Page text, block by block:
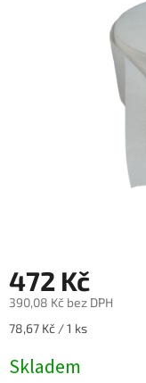
472 Kč
390,08 Kč bez DPH
Měrná
78,67 Kč / 1 ks
Skladem